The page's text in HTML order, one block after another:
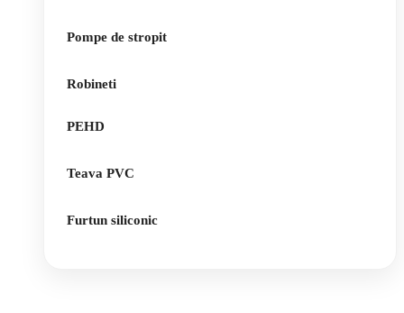
Pompe de stropit
Robineti
PEHD
Teava PVC
Furtun siliconic